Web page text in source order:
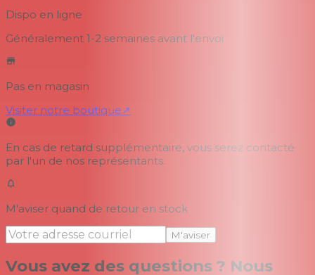
Dispo en ligne
Généralement 1-2 semaines avant l'envoi
Pas en magasin
Visiter notre boutique↗
En cas de retard supplémentaire, vous serez contacté
par l'un de nos représentants.
M'aviser quand de retour en stock
M'aviser
Vous avez des questions ? Nous